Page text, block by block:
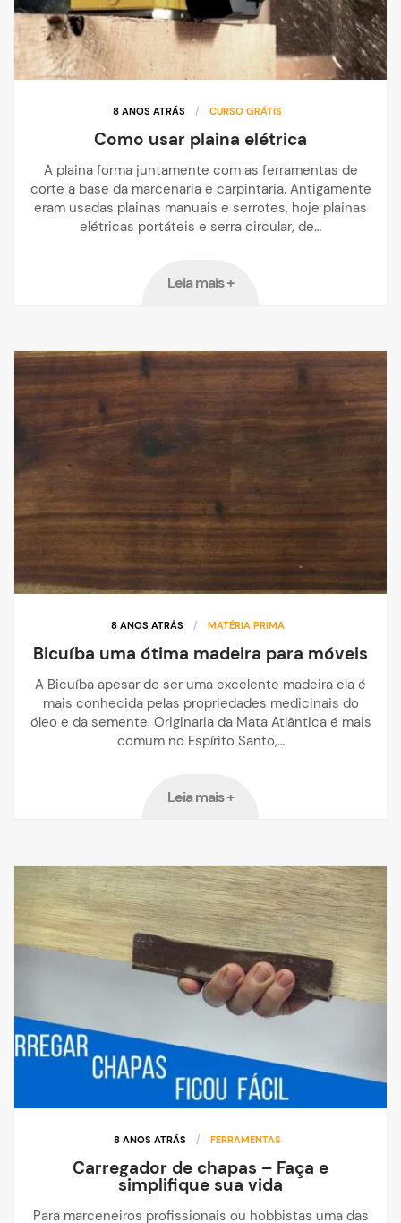
8 ANOS ATRÁS / CURSO GRÁTIS
Como usar plaina elétrica
A plaina forma juntamente com as ferramentas de
corte a base da marcenaria e carpintaria. Antigamente
eram usadas plainas manuais e serrotes, hoje plainas
elétricas portáteis e serra circular, de…
Leia mais +
8 ANOS ATRÁS / MATÉRIA PRIMA
Bicuíba uma ótima madeira para móveis
A Bicuíba apesar de ser uma excelente madeira ela é
mais conhecida pelas propriedades medicinais do
óleo e da semente. Originaria da Mata Atlântica é mais
comum no Espírito Santo,…
Leia mais +
8 ANOS ATRÁS / FERRAMENTAS
Carregador de chapas – Faça e
simplifique sua vida
Para marceneiros profissionais ou hobbistas uma das